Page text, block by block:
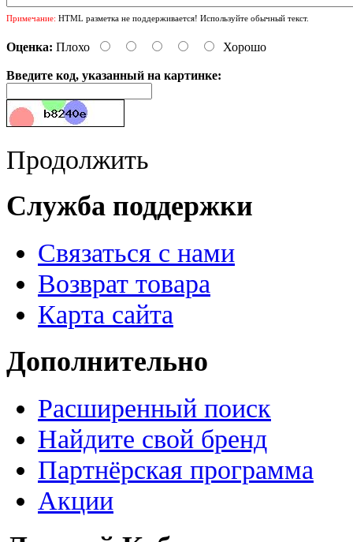
Примечание: HTML разметка не поддерживается! Используйте обычный текст.
Оценка: Плохо Хорошо
Введите код, указанный на картинке:
Продолжить
Служба поддержки
Связаться с нами
Возврат товара
Карта сайта
Дополнительно
Расширенный поиск
Найдите свой бренд
Партнёрская программа
Акции